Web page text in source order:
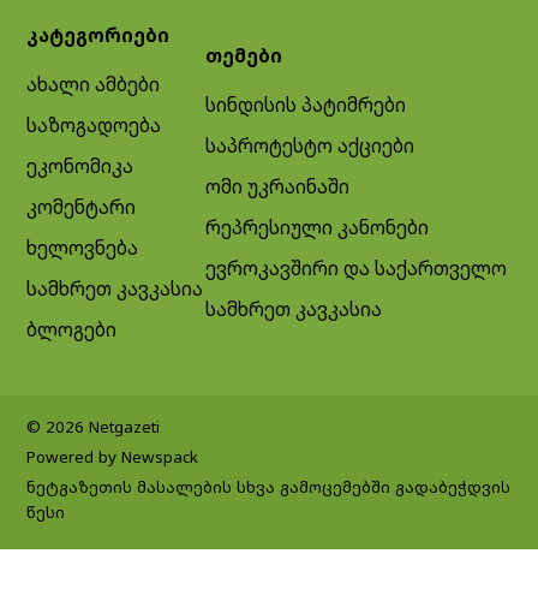
კატეგორიები
ახალი ამბები
საზოგადოება
ეკონომიკა
კომენტარი
ხელოვნება
სამხრეთ კავკასია
ბლოგები
თემები
სინდისის პატიმრები
საპროტესტო აქციები
ომი უკრაინაში
რეპრესიული კანონები
ევროკავშირი და საქართველო
სამხრეთ კავკასია
© 2026 Netgazeti
Powered by Newspack
ნეტგაზეთის მასალების სხვა გამოცემებში გადაბეჭდვის
წესი